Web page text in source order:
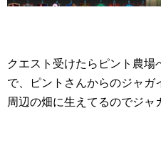
クエスト受けたらピント農場
で、ピントさんからのジャガ
周辺の畑に生えてるのでジャ